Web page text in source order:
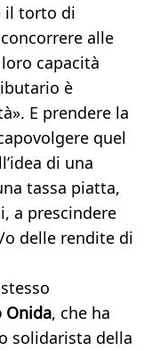
il torto di
alle
capacità
è
E prendere la
quel
di una
tassa piatta,
a prescindere
delle rendite di
Onida, che ha
solidarista della